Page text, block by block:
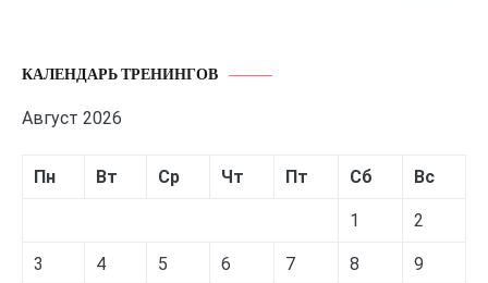
КАЛЕНДАРЬ ТРЕНИНГОВ
Август 2026
Пн Вт Ср Чт Пт Сб Вс
1 2
3 4 5 6 7 8 9